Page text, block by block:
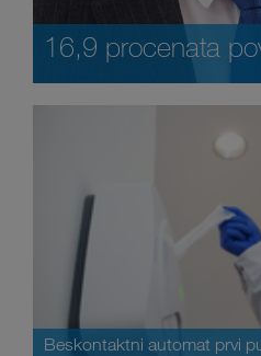
16,9 procenata
Beskontaktni automat prvi